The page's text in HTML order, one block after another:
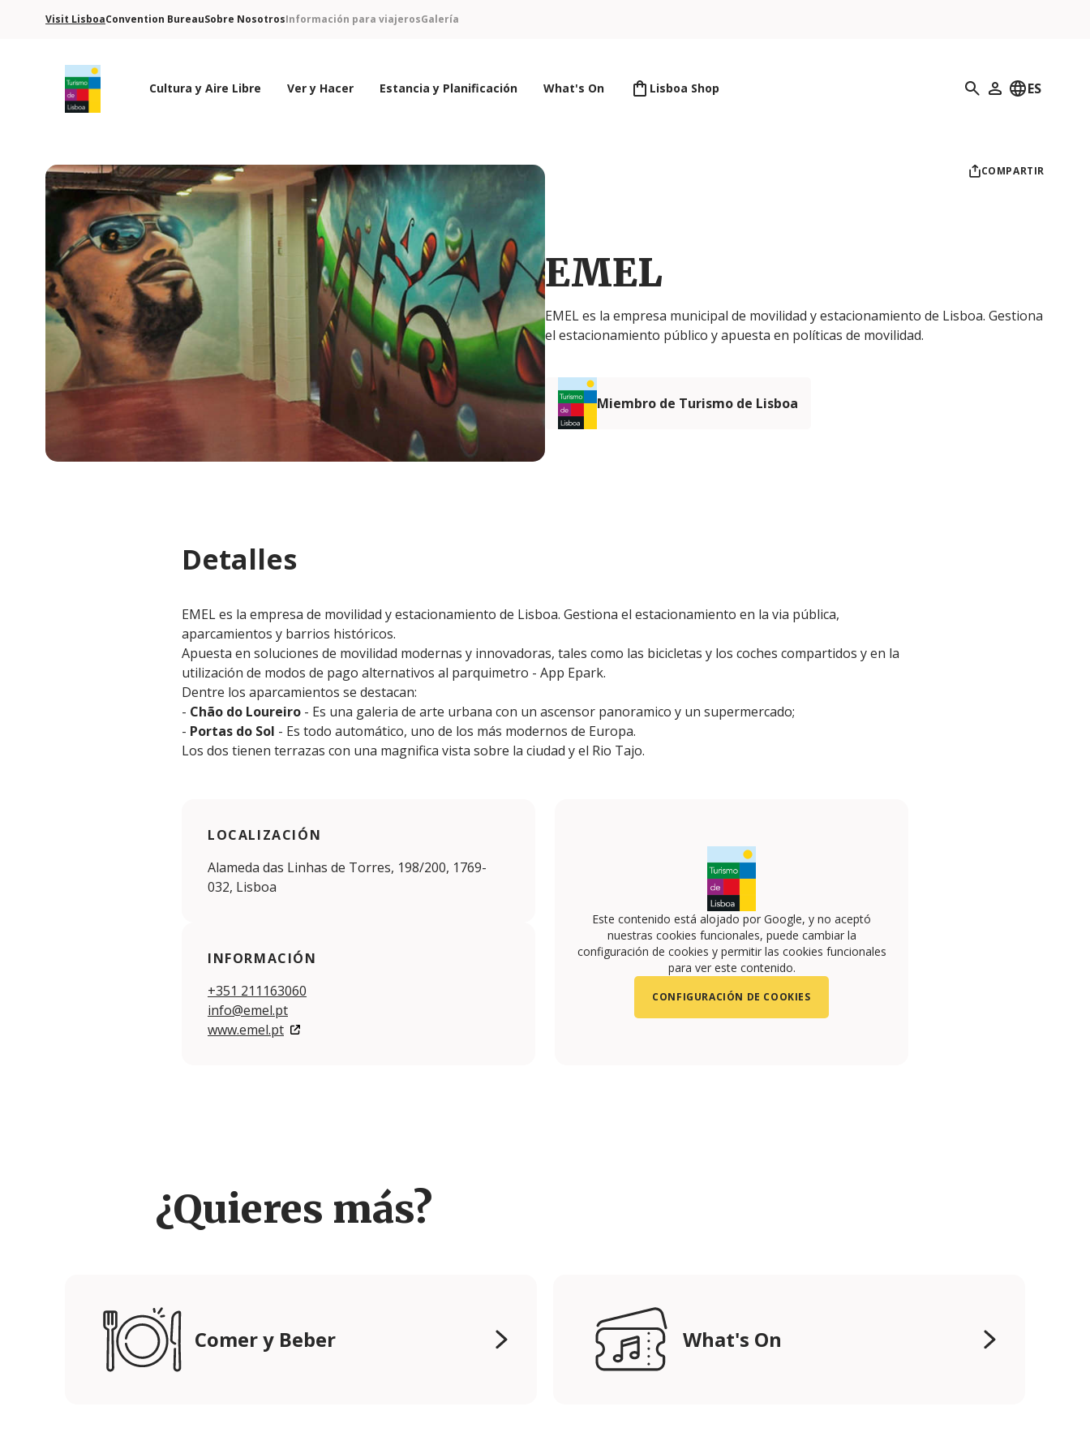
Visit LisboaConvention BureauSobre NosotrosInformación para viajerosGalería
Cultura y Aire Libre Ver y Hacer Estancia y Planificación What's On Lisboa Shop Búsqueda
Mi perfil
ES
COMPARTIR
EMEL
EMEL es la empresa municipal de movilidad y estacionamiento de Lisboa. Gestiona
el estacionamiento público y apuesta en políticas de movilidad.
Miembro de Turismo de Lisboa
Detalles
EMEL es la empresa de movilidad y estacionamiento de Lisboa. Gestiona el estacionamiento en la via pública,
aparcamientos y barrios históricos.
Apuesta en soluciones de movilidad modernas y innovadoras, tales como las bicicletas y los coches compartidos y en la
utilización de modos de pago alternativos al parquimetro - App Epark.
Dentre los aparcamientos se destacan:
- Chão do Loureiro - Es una galeria de arte urbana con un ascensor panoramico y un supermercado;
- Portas do Sol - Es todo automático, uno de los más modernos de Europa.
Los dos tienen terrazas con una magnifica vista sobre la ciudad y el Rio Tajo.
LOCALIZACIÓN
Alameda das Linhas de Torres, 198/200, 1769-
032, Lisboa
INFORMACIÓN
+351 211163060
info@emel.pt
www.emel.pt
Este contenido está alojado por Google, y no aceptó
nuestras cookies funcionales, puede cambiar la
configuración de cookies y permitir las cookies funcionales
para ver este contenido.
CONFIGURACIÓN DE COOKIES
¿Quieres más?
Comer y Beber What's On